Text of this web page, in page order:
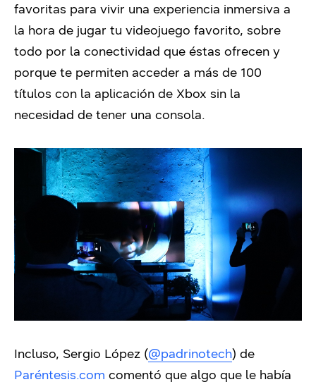
favoritas para vivir una experiencia inmersiva a
la hora de jugar tu videojuego favorito, sobre
todo por la conectividad que éstas ofrecen y
porque te permiten acceder a más de 100
títulos con la aplicación de Xbox sin la
necesidad de tener una consola.
Incluso, Sergio López (@padrinotech) de
Paréntesis.com comentó que algo que le había